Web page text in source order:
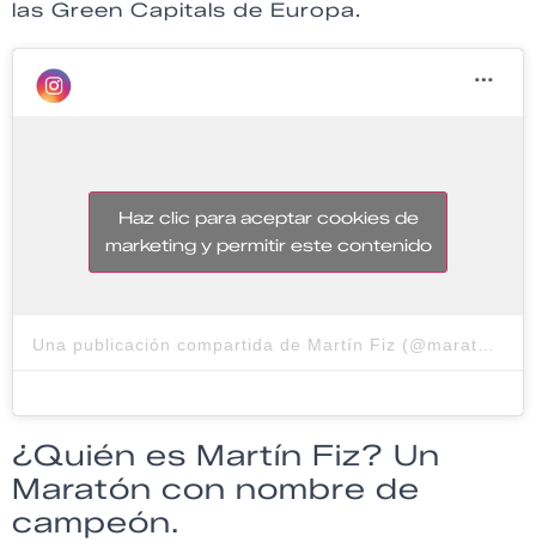
las Green Capitals de Europa.
Haz clic para aceptar cookies de
marketing y permitir este contenido
¿Quién es Martín Fiz? Un
Maratón con nombre de
campeón.